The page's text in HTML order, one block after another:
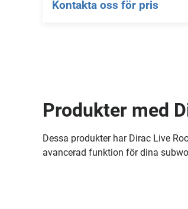
Kontakta oss för pris
Produkter med
Dessa produkter har Dirac Live
avancerad funktion för dina